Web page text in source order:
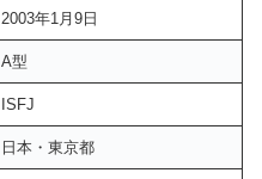
2003年1月9日
A型
ISFJ
日本・東京都